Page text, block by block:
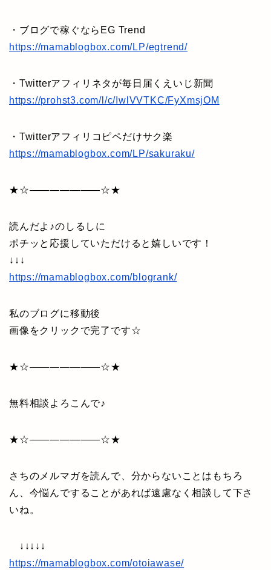
・ブログで稼ぐならEG Trend
https://mamablogbox.com/LP/egtrend/
・Twitterアフィリネタが毎日届くえいじ新聞
https://prohst3.com/l/c/IwlVVTKC/FyXmsjOM
・Twitterアフィリコピペだけサク楽
https://mamablogbox.com/LP/sakuraku/
★☆———————☆★
読んだよ♪のしるしに
ポチッと応援していただけると嬉しいです！
↓↓↓
https://mamablogbox.com/blogrank/
私のブログに移動後
画像をクリックで完了です☆
★☆———————☆★
無料相談よろこんで♪
★☆———————☆★
さちのメルマガを読んで、分からないことはもちろ
ん、今悩んですることがあれば遠慮なく相談して下さ
いね。
↓↓↓↓↓
https://mamablogbox.com/otoiawase/